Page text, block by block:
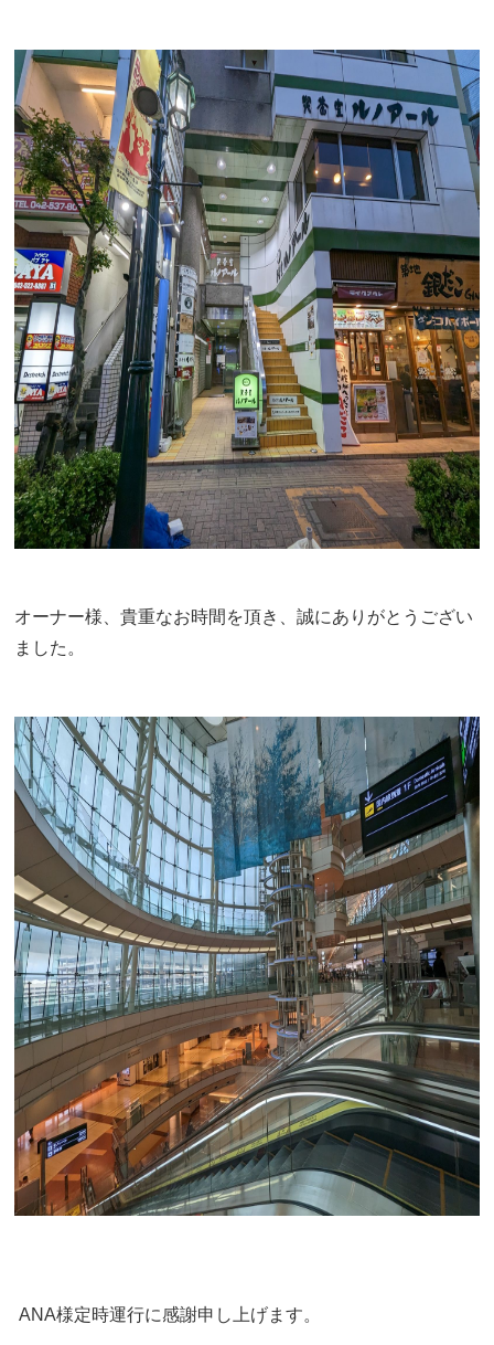
オーナー様、貴重なお時間を頂き、誠にありがとうござい
ました。
ANA様定時運行に感謝申し上げます。